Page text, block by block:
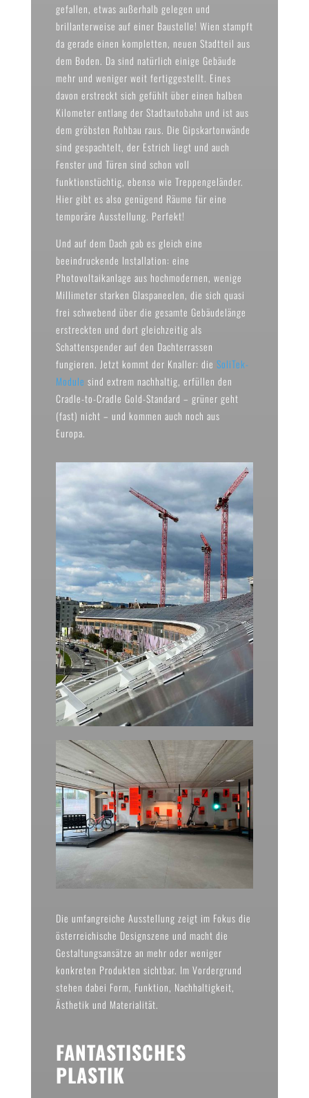
gefallen, etwas außerhalb gelegen und
brillanterweise auf einer Baustelle! Wien stampft
da gerade einen kompletten, neuen Stadtteil aus
dem Boden. Da sind natürlich einige Gebäude
mehr und weniger weit fertiggestellt. Eines
davon erstreckt sich gefühlt über einen halben
Kilometer entlang der Stadtautobahn und ist aus
dem gröbsten Rohbau raus. Die Gipskartonwände
sind gespachtelt, der Estrich liegt und auch
Fenster und Türen sind schon voll
funktionstüchtig, ebenso wie Treppengeländer.
Hier gibt es also genügend Räume für eine
temporäre Ausstellung. Perfekt!
Und auf dem Dach gab es gleich eine
beeindruckende Installation: eine
Photovoltaikanlage aus hochmodernen, wenige
Millimeter starken Glaspaneelen, die sich quasi
frei schwebend über die gesamte Gebäudelänge
erstreckten und dort gleichzeitig als
Schattenspender auf den Dachterrassen
fungieren. Jetzt kommt der Knaller: die SoliTek-
Module sind extrem nachhaltig, erfüllen den
Cradle-to-Cradle Gold-Standard – grüner geht
(fast) nicht – und kommen auch noch aus
Europa.
Die umfangreiche Ausstellung zeigt im Fokus die
österreichische Designszene und macht die
Gestaltungsansätze an mehr oder weniger
konkreten Produkten sichtbar. Im Vordergrund
stehen dabei Form, Funktion, Nachhaltigkeit,
Ästhetik und Materialität.
FANTASTISCHES
PLASTIK